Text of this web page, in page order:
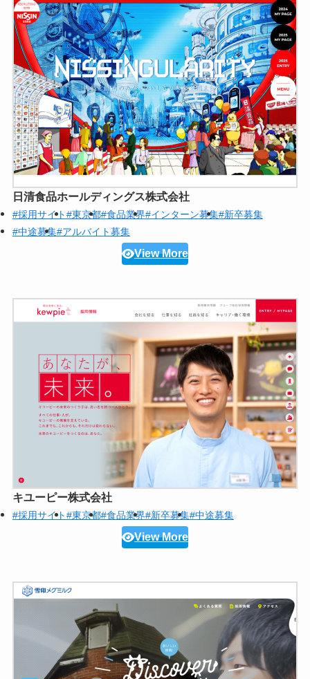
日清食品ホールディングス株式会社
#採用サイト#東京都#食品業界#インターン募集#新卒募集
#中途募集#アルバイト募集
View More
キユーピー株式会社
#採用サイト#東京都#食品業界#新卒募集#中途募集
View More